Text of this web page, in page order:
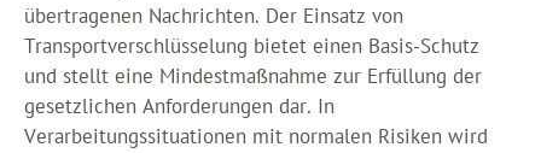
übertragenen Nachrichten. Der Einsatz von
Transportverschlüsselung bietet einen Basis-Schutz
und stellt eine Mindestmaßnahme zur Erfüllung der
gesetzlichen Anforderungen dar. In
Verarbeitungssituationen mit normalen Risiken wird